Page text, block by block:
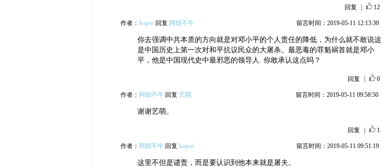
回复 12
作者： hapoi回复 阿妞不牛 留言时间：2019-05-11 12:13:30
你去强调中共本质的方向就是对邓小平的个人责任的降低，为什么就不敢说这
是中国历史上第一次对和平抗议民众的大屠杀。最恶毒的罪魁祸首就是邓小
平，他是中国现代史中最邪恶的领导人. 你敢承认这点吗？
回复 0
作者： 阿妞不牛回复 艺萌 留言时间：2019-05-11 09:58:50
谢谢艺萌。
回复 1
作者： 阿妞不牛回复 hapoi 留言时间：2019-05-11 09:51:19
这里不但是谴责，而是要认识到他本来就是屠夫。